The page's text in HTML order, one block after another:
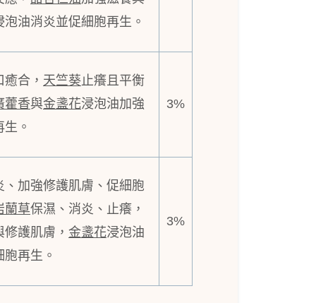
泡油消炎並促細胞再生。
合， 天竺葵止癢且平衡
藿香與金盞花浸泡油加強
。
3%
、加強修護肌膚、促細胞
蘭草保濕、消炎、止癢，
護肌膚， 金盞花浸泡油
再生。
3%